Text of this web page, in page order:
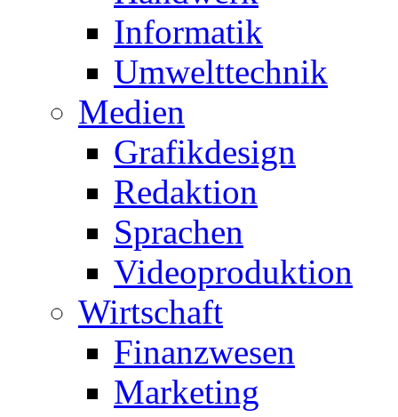
Informatik
Umwelttechnik
Medien
Grafikdesign
Redaktion
Sprachen
Videoproduktion
Wirtschaft
Finanzwesen
Marketing